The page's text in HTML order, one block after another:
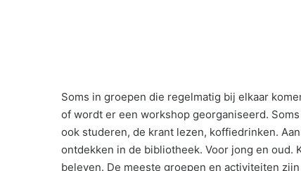
Soms in groepen die regelmatig bij elkaar
of wordt er een workshop georganiseerd.
ook studeren, de krant lezen, koffiedrinken.
ontdekken in de bibliotheek. Voor jong en oud.
beleven. De meeste groepen en activiteiten